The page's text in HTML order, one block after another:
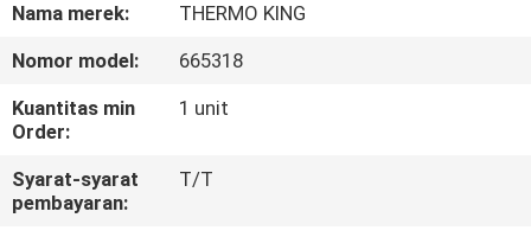
PABRIK
KUALITAS
Nama merek:
THERMO KING
Nomor model:
665318
Kuantitas min
Order:
1 unit
Syarat-syarat
pembayaran:
T/T